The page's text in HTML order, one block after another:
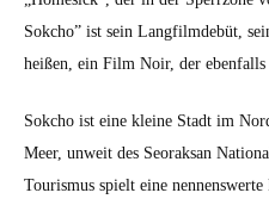
Sok­cho” ist sein Lang­filmde­büt,
heißen, ein Film Noir, der
Sok­cho ist eine kleine Stadt im
Meer, unweit des Seo­rak­san
Touris­mus spielt eine